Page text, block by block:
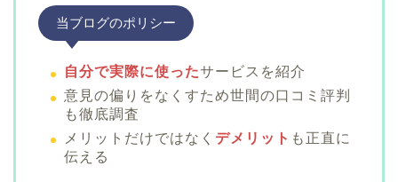
当ブログのポリシー
自分で実際に使ったサービスを紹介
意見の偏りをなくすため世間の口コミ評判
も徹底調査
メリットだけではなく デメリット も正直に
伝える